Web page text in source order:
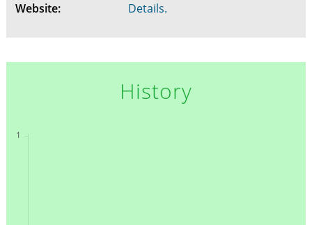
Website:
Details.
History